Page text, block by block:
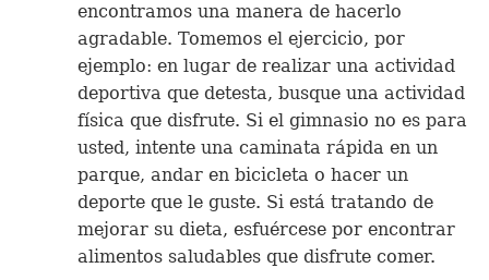
encontramos una manera de hacerlo
agradable. Tomemos el ejercicio, por
ejemplo: en lugar de realizar una actividad
deportiva que detesta, busque una actividad
física que disfrute. Si el gimnasio no es para
usted, intente una caminata rápida en un
parque, andar en bicicleta o hacer un
deporte que le guste. Si está tratando de
mejorar su dieta, esfuércese por encontrar
alimentos saludables que disfrute comer.